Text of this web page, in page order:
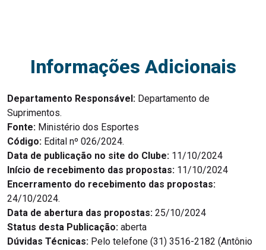
Informações Adicionais
Departamento Responsável: Departamento de
Suprimentos.
Fonte: Ministério dos Esportes
Código: Edital nº 026/2024.
Data de publicação no site do Clube: 11/10/2024
Início de recebimento das propostas: 11/10/2024
Encerramento do recebimento das propostas:
24/10/2024.
Data de abertura das propostas: 25/10/2024
Status desta Publicação: aberta
Dúvidas Técnicas: Pelo telefone (31) 3516-2182 (Antônio